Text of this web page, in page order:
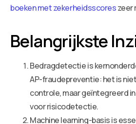
boeken met zekerheidsscoreszeer
Belangrijkste
Bedragdetectie is
AP-fraudepreventie: het is
controle, maar geïntegreerd
voor risicodetectie.
Machine learning-basis is